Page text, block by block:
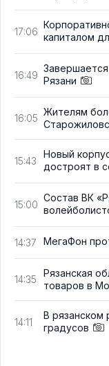
17:06 капиталом
16:49 Рязани
16:05
Жителям
15:43
Новый
достроят в
15:00
Состав ВК
14:37 МегаФон
14:35
Рязанская
товаров в
14:11
В рязанском
градусов